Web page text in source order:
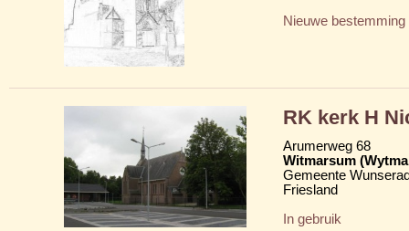
Nieuwe bestemming
RK kerk H
Arumerweg 68
Witmarsum
Gemeente
Friesland
In gebruik